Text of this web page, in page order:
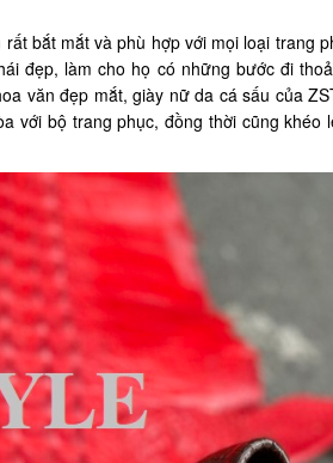
bắt mắt và phù hợp với mọi loại trang
đẹp, làm cho họ có những bước đi
văn đẹp mắt, giày nữ da cá sấu của
với bộ trang phục, đồng thời cũng khéo